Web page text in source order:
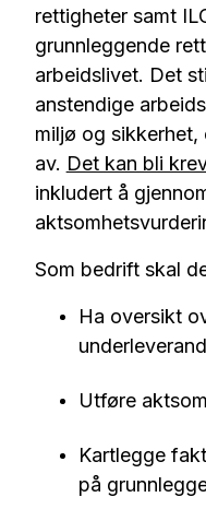
rettigheter samt
grunnleggende
arbeidslivet. Det
anstendige
miljø og sikkerhet,
av. Det kan bli
inkludert å
Som bedrift skal
Ha oversikt
Utføre
Kartlegge
på